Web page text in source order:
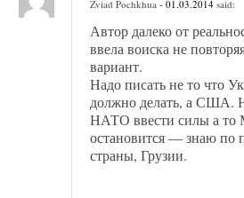
Zviad Pochkhua - 01.03.2014 said:
Автор далеко от
ввела воиска не
вариант.
Надо писать не то что
должно делать, а США.
НАТО ввести силы а то
остановится — знаю по
страны, Грузии.